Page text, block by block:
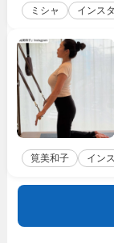
ミシャ インス
筧美和子 イン